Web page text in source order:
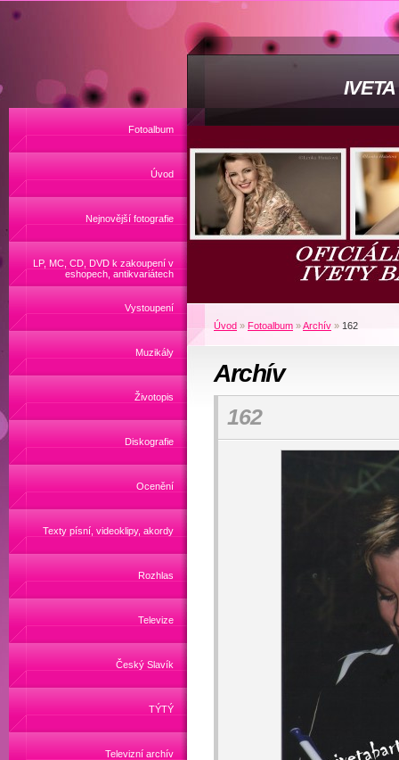
Fotoalbum
Úvod
Nejnovější fotografie
LP, MC, CD, DVD k zakoupení v
eshopech, antikvariátech
Vystoupení
Muzikály
Životopis
Diskografie
Ocenění
Texty písní, videoklipy, akordy
Rozhlas
Televize
Český Slavík
TÝTÝ
Televizní archív
Úvod » Fotoalbum »Archív » 162
Archív
162